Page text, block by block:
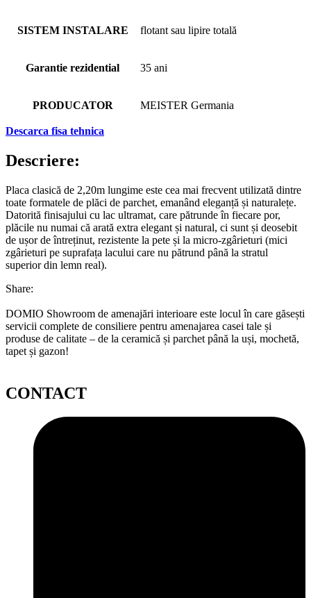
SISTEM INSTALARE flotant sau lipire totală
Garantie rezidential 35 ani
PRODUCATOR MEISTER Germania
Descarca fisa tehnica
Descriere:
Placa clasică de 2,20m lungime este cea mai frecvent utilizată dintre
toate formatele de plăci de parchet, emanând eleganță și naturalețe.
Datorită finisajului cu lac ultramat, care pătrunde în fiecare por,
plăcile nu numai că arată extra elegant și natural, ci sunt și deosebit
de ușor de întreținut, rezistente la pete și la micro-zgârieturi (mici
zgârieturi pe suprafața lacului care nu pătrund până la stratul
superior din lemn real).
Share:
DOMIO Showroom de amenajări interioare este locul în care găsești
servicii complete de consiliere pentru amenajarea casei tale și
produse de calitate – de la ceramică și parchet până la uși, mochetă,
tapet și gazon!
CONTACT